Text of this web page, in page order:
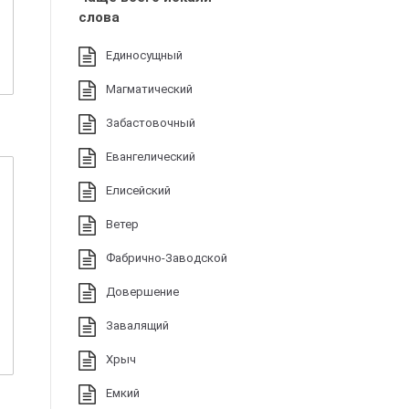
слова
Единосущный
Магматический
Забастовочный
Евангелический
Елисейский
Ветер
Фабрично-Заводской
Довершение
Завалящий
Хрыч
Емкий